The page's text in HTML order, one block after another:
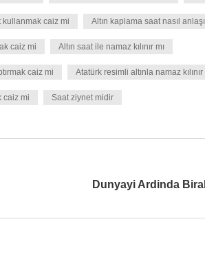
kullanmak caiz mi Altın kaplama saat nasıl
caiz mi Altın saat ile namaz kılınır mı
caiz mi Atatürk resimli altınla namaz kılınır
caiz mi Saat ziynet midir
Dunyayi Ardinda